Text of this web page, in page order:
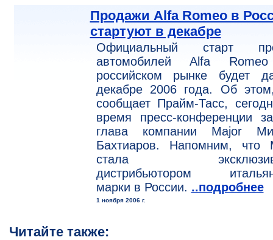
Продажи Alfa Romeo в
стартуют в декабре
Официальный старт
автомобилей Alfa
российском рынке будет
декабре 2006 года. Об
сообщает Прайм-Тасс,
время пресс-конференции
глава компании Major
Бахтиаров. Напомним, что
стала
дистрибьютором
марки в России. ..подробнее
1 ноября 2006 г.
Читайте также: